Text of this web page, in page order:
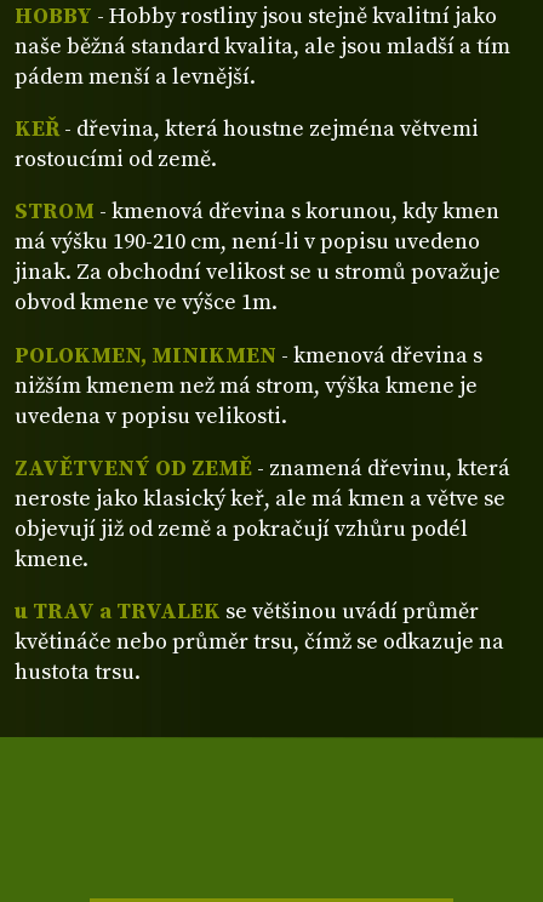
HOBBY - Hobby rostliny jsou stejně kvalitní jako
naše běžná standard kvalita, ale jsou mladší a tím
pádem menší a levnější.
KEŘ- dřevina, která houstne zejména větvemi
rostoucími od země.
STROM - kmenová dřevina s korunou, kdy kmen
má výšku 190-210 cm, není-li v popisu uvedeno
jinak. Za obchodní velikost se u stromů považuje
obvod kmene ve výšce 1m.
POLOKMEN, MINIKMEN - kmenová dřevina s
nižším kmenem než má strom, výška kmene je
uvedena v popisu velikosti.
ZAVĚTVENÝ OD ZEMĚ - znamená dřevinu, která
neroste jako klasický keř, ale má kmen a větve se
objevují již od země a pokračují vzhůru podél
kmene.
u TRAV a TRVALEK se většinou uvádí průměr
květináče nebo průměr trsu, čímž se odkazuje na
hustota trsu.